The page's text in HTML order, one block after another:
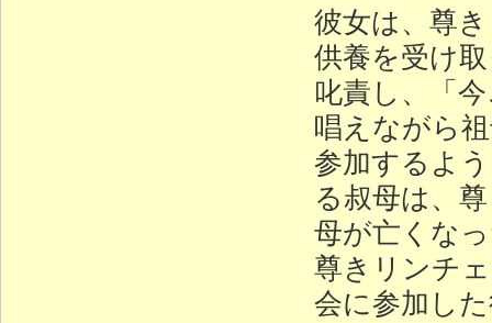
彼女は、尊
供養を受け
叱責し、「
唱えながら
参加するよ
る叔母は、
母が亡くな
尊きリンチ
会に参加し